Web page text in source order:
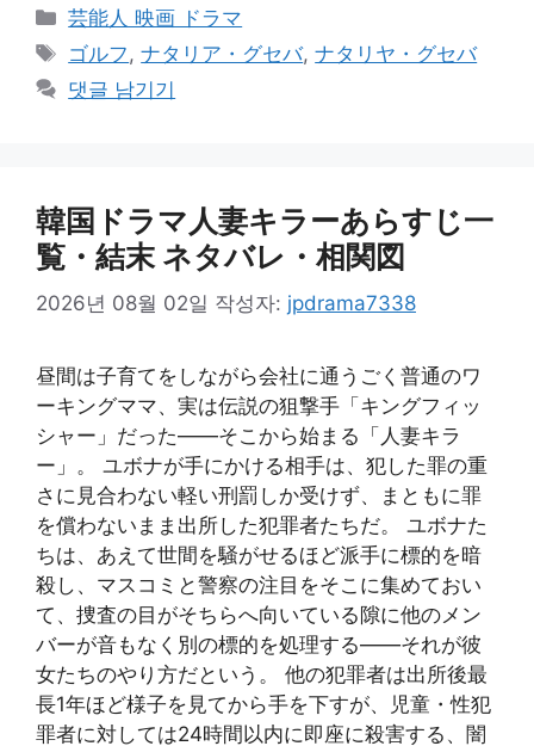
카
테
리
芸能人 映画 ドラマ
태
그
ゴルフ,ナタリア・グセバ,ナタリヤ・グセバ
댓글 남기기
韓国ドラマ人妻キラーあらすじ一
覧・結末 ネタバレ・相関図
2026년 08월 02일 작성자: jpdrama7338
昼間は子育てをしながら会社に通うごく普通のワ
ーキングママ、実は伝説の狙撃手「キングフィッ
シャー」だった――そこから始まる「人妻キラ
ー」。 ユボナが手にかける相手は、犯した罪の重
さに見合わない軽い刑罰しか受けず、まともに罪
を償わないまま出所した犯罪者たちだ。 ユボナた
ちは、あえて世間を騒がせるほど派手に標的を暗
殺し、マスコミと警察の注目をそこに集めておい
て、捜査の目がそちらへ向いている隙に他のメン
バーが音もなく別の標的を処理する――それが彼
女たちのやり方だという。 他の犯罪者は出所後最
長1年ほど様子を見てから手を下すが、児童・性犯
罪者に対しては24時間以内に即座に殺害する、闇